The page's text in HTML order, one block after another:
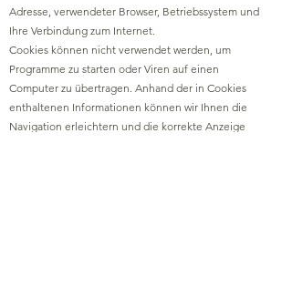
Adresse, verwendeter Browser, Betriebssystem und
Ihre Verbindung zum Internet.
Cookies können nicht verwendet werden, um
Programme zu starten oder Viren auf einen
Computer zu übertragen. Anhand der in Cookies
enthaltenen Informationen können wir Ihnen die
Navigation erleichtern und die korrekte Anzeige